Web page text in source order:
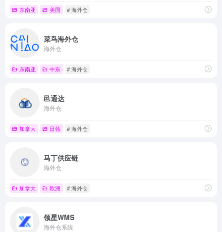
东南亚 美国 # 海外仓
菜鸟海外仓
海外仓
东南亚 中东 # 海外仓
邑通达
海外仓
加拿大 日韩 # 海外仓
马丁供应链
海外仓
加拿大 欧洲 # 海外仓
领星WMS
海外仓系统